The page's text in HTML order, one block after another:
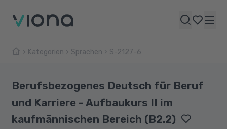
Kategorien Sprachen S-2127-6
Berufsbezogenes Deutsch für Beruf
und Karriere - Aufbaukurs II im
kaufmännischen Bereich (B2.2)